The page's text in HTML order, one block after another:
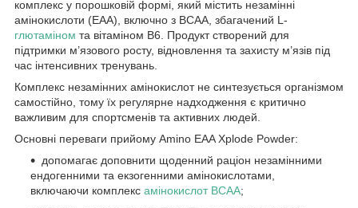
комплекс у порошковій формі, який містить незамінні
амінокислоти (EAA), включно з BCAA, збагачений L-
глютаміном та вітаміном B6. Продукт створений для
підтримки м’язового росту, відновлення та захисту м’язів під
час інтенсивних тренувань.
Комплекс незамінних амінокислот не синтезується організмом
самостійно, тому їх регулярне надходження є критично
важливим для спортсменів та активних людей.
Основні переваги прийому Amino EAA Xplode Powder:
допомагає доповнити щоденний раціон незамінними
ендогенними та екзогенними амінокислотами,
включаючи комплекс амінокислот BCAA;